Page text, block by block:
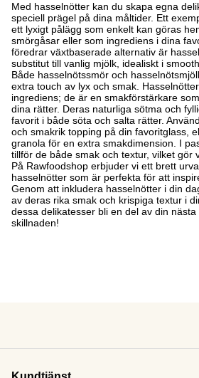
Med hasselnötter kan du skapa egna
speciell prägel på dina måltider. Ett
ett lyxigt pålägg som enkelt kan göras
smörgåsar eller som ingrediens i dina
föredrar växtbaserade alternativ är
substitut till vanlig mjölk, idealiskt i
Både hasselnötssmör och
extra touch av lyx och smak.
ingrediens; de är en smakförstärkare
dina rätter. Deras naturliga sötma och
favorit i både söta och salta rätter.
och smakrik topping på din favoritglass,
granola för en extra smakdimension. I
tillför de både smak och textur, vilket gör
På Rawfoodshop erbjuder vi ett brett
hasselnötter som är perfekta för att
Genom att inkludera hasselnötter i din
av deras rika smak och krispiga textur i
dessa delikatesser bli en del av din
skillnaden!